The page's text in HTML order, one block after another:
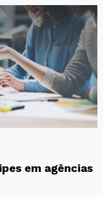
em agências